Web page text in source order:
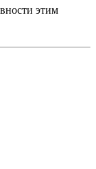
этим